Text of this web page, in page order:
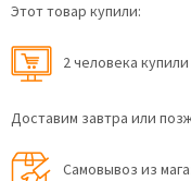
Этот товар купили:
2 человекa
Доставим завтра или
Самовывоз из